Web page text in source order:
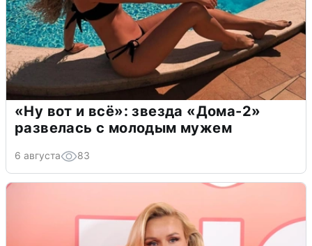
«Ну вот и всё»: звезда «Дома-2»
развелась с молодым мужем
6 августа 83